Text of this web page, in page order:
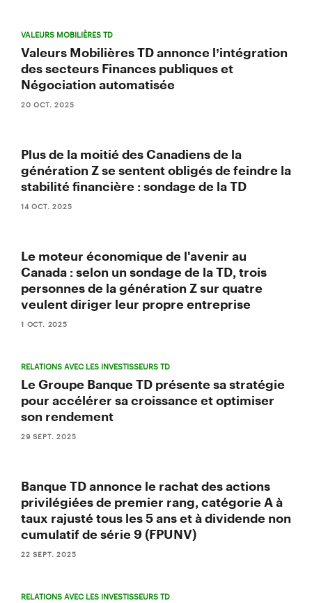
VALEURS MOBILIÈRES TD
Valeurs Mobilières TD annonce l’intégration
des secteurs Finances publiques et
Négociation automatisée
20 OCT. 2025
Plus de la moitié des Canadiens de la
génération Z se sentent obligés de feindre la
stabilité financière : sondage de la TD
14 OCT. 2025
Le moteur économique de l'avenir au
Canada : selon un sondage de la TD, trois
personnes de la génération Z sur quatre
veulent diriger leur propre entreprise
1 OCT. 2025
RELATIONS AVEC LES INVESTISSEURS TD
Le Groupe Banque TD présente sa stratégie
pour accélérer sa croissance et optimiser
son rendement
29 SEPT. 2025
Banque TD annonce le rachat des actions
privilégiées de premier rang, catégorie A à
taux rajusté tous les 5 ans et à dividende non
cumulatif de série 9 (FPUNV)
22 SEPT. 2025
RELATIONS AVEC LES INVESTISSEURS TD